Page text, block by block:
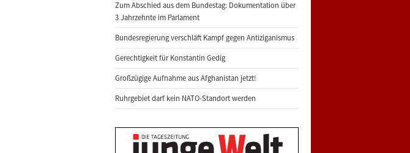
Zum Abschied aus dem Bundestag: Dokumentation über
3 Jahrzehnte im Parlament
Bundesregierung verschläft Kampf gegen Antiziganismus
Gerechtigkeit für Konstantin Gedig
Großzügige Aufnahme aus Afghanistan jetzt!
Ruhrgebiet darf kein NATO-Standort werden